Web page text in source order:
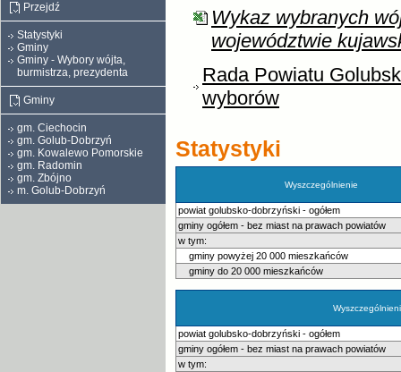
Wykaz wybranych
województwie
Rada Powiatu
wyborów
Statystyki
Wyszczególnienie
powiat golubsko-dobrzyński - ogółem
gminy ogółem - bez miast na prawach powiatów
w tym:
gminy powyżej 20 000 mieszkańców
gminy do 20 000 mieszkańców
powiat golubsko-dobrzyński - ogółem
gminy ogółem - bez miast na prawach powiatów
w tym:
Przejdź
Statystyki
Gminy
Gminy - Wybory wójta,
burmistrza, prezydenta
Gminy
gm. Ciechocin
gm. Golub-Dobrzyń
gm. Kowalewo Pomorskie
gm. Radomin
gm. Zbójno
m. Golub-Dobrzyń